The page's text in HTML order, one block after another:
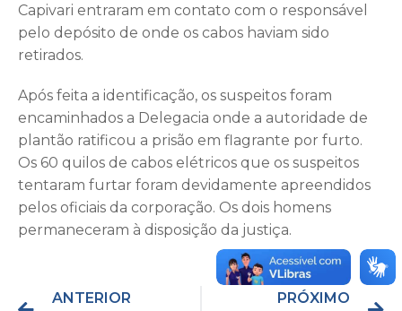
Capivari entraram em contato com o responsável
pelo depósito de onde os cabos haviam sido
retirados.
Após feita a identificação, os suspeitos foram
encaminhados a Delegacia onde a autoridade de
plantão ratificou a prisão em flagrante por furto.
Os 60 quilos de cabos elétricos que os suspeitos
tentaram furtar foram devidamente apreendidos
pelos oficiais da corporação. Os dois homens
permaneceram à disposição da justiça.
ANTERIOR
PRÓXIMO